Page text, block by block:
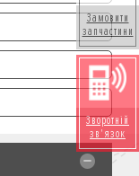
Замовити
запчастини
Зворотній
зв'язок